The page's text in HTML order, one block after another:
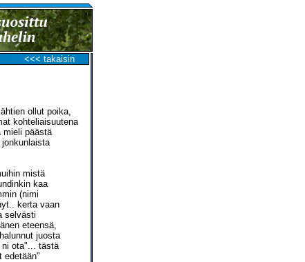
<<< takaisin
ollut poika,
kohteliaisuutena
mieli päästä
mistä
kaa
(nimi
kerta vaan
selvästi
eteensä,
juosta
ni ota"... tästä
edetään"